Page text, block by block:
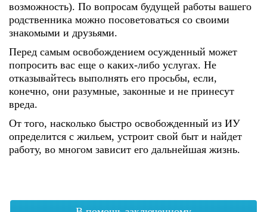
возможность). По вопросам будущей работы вашего
родственника можно посоветоваться со своими
знакомыми и друзьями.
Перед самым освобождением осужденный может
попросить вас еще о каких-либо услугах. Не
отказывайтесь выполнять его просьбы, если,
конечно, они разумные, законные и не принесут
вреда.
От того, насколько быстро освобожденный из ИУ
определится с жильем, устроит свой быт и найдет
работу, во многом зависит его дальнейшая жизнь.